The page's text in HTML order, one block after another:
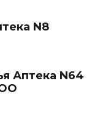
N8
Аптека N64